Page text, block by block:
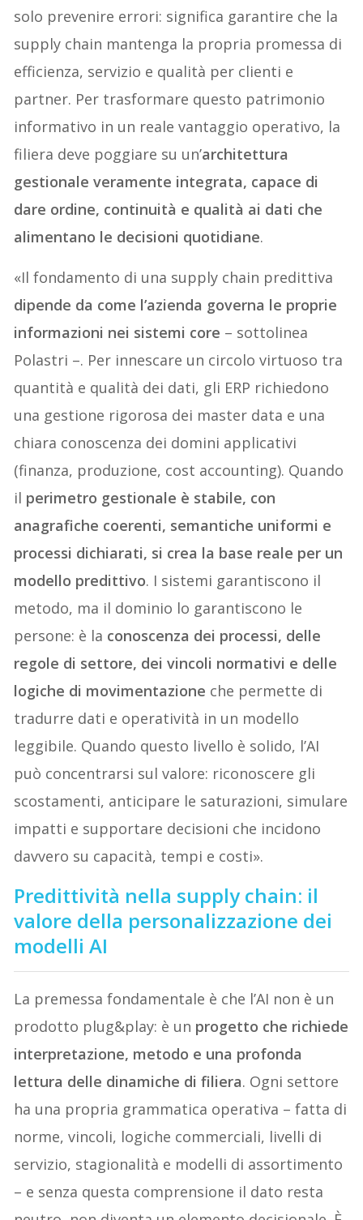
solo prevenire errori: significa garantire che la
supply chain mantenga la propria promessa di
efficienza, servizio e qualità per clienti e
partner. Per trasformare questo patrimonio
informativo in un reale vantaggio operativo, la
filiera deve poggiare su un’architettura
gestionale veramente integrata, capace di
dare ordine, continuità e qualità ai dati che
alimentano le decisioni quotidiane.
«Il fondamento di una supply chain predittiva
dipende da come l’azienda governa le proprie
informazioni nei sistemi core – sottolinea
Polastri –. Per innescare un circolo virtuoso tra
quantità e qualità dei dati, gli ERP richiedono
una gestione rigorosa dei master data e una
chiara conoscenza dei domini applicativi
(finanza, produzione, cost accounting). Quando
il perimetro gestionale è stabile, con
anagrafiche coerenti, semantiche uniformi e
processi dichiarati, si crea la base reale per un
modello predittivo. I sistemi garantiscono il
metodo, ma il dominio lo garantiscono le
persone: è la conoscenza dei processi, delle
regole di settore, dei vincoli normativi e delle
logiche di movimentazione che permette di
tradurre dati e operatività in un modello
leggibile. Quando questo livello è solido, l’AI
può concentrarsi sul valore: riconoscere gli
scostamenti, anticipare le saturazioni, simulare
impatti e supportare decisioni che incidono
davvero su capacità, tempi e costi».
Predittività nella supply chain: il
valore della personalizzazione dei
modelli AI
La premessa fondamentale è che l’AI non è un
prodotto plug&play: è un progetto che richiede
interpretazione, metodo e una profonda
lettura delle dinamiche di filiera. Ogni settore
ha una propria grammatica operativa – fatta di
norme, vincoli, logiche commerciali, livelli di
servizio, stagionalità e modelli di assortimento
– e senza questa comprensione il dato resta